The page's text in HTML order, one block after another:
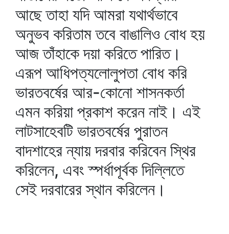
আছে তাহা যদি আমরা যথার্থভাবে
অনুভব করিতাম তবে বাঙালিও বোধ হয়
আজ তাঁহাকে দয়া করিতে পারিত।
এরূপ আধিপত্যলোলুপতা বোধ করি
ভারতবর্ষের আর-কোনো শাসনকর্তা
এমন করিয়া প্রকাশ করেন নাই। এই
লাটসাহেবটি ভারতবর্ষের পুরাতন
বাদশাহের ন্যায় দরবার করিবেন স্থির
করিলেন, এবং স্পর্ধাপূর্বক দিল্লিতে
সেই দরবারের স্থান করিলেন।